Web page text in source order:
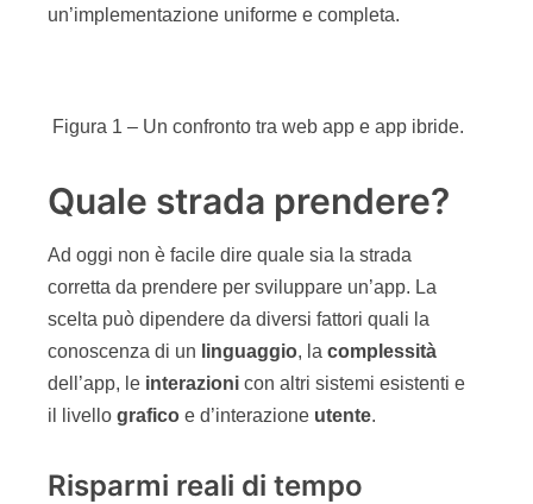
un’implementazione uniforme e completa.
Figura 1 – Un confronto tra web app e app ibride.
Quale strada prendere?
Ad oggi non è facile dire quale sia la strada
corretta da prendere per sviluppare un’app. La
scelta può dipendere da diversi fattori quali la
conoscenza di un linguaggio, la complessità
dell’app, le interazioni con altri sistemi esistenti e
il livello grafico e d’interazione utente.
Risparmi reali di tempo